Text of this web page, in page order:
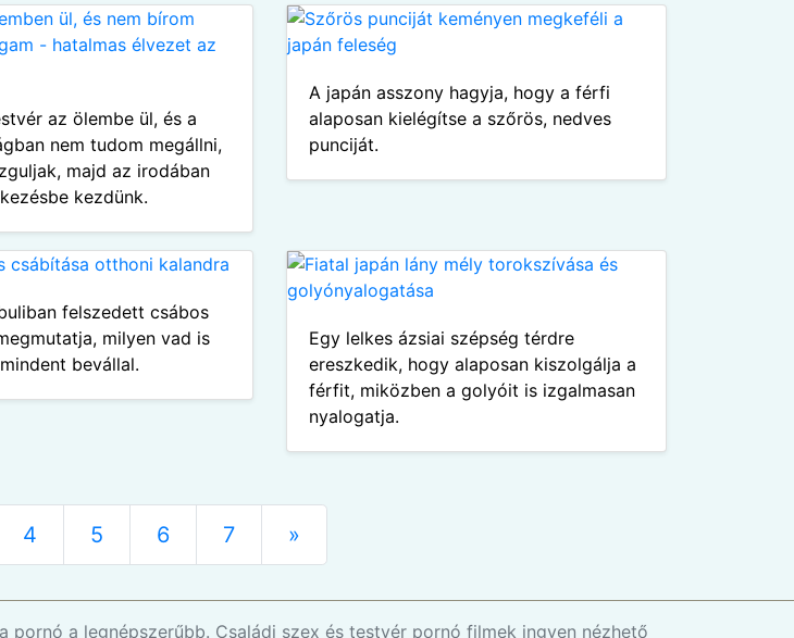
az ölembe ül, és a
nem tudom megállni,
majd az irodában
kezdünk.
A japán asszony hagyja, hogy a férfi
alaposan kielégítse a szőrös, nedves
punciját.
felszedett csábos
milyen vad is
bevállal.
Egy lelkes ázsiai szépség térdre
ereszkedik, hogy alaposan kiszolgálja a
férfit, miközben a golyóit is izgalmasan
nyalogatja.
4 5 6 7 »
a legnépszerűbb. Családi szex és testvér pornó filmek ingyen nézhető